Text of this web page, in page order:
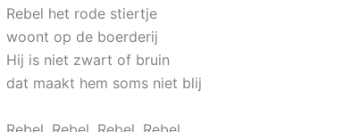
Rebel het rode stiertje
woont op de boerderij
Hij is niet zwart of bruin
dat maakt hem soms niet blij